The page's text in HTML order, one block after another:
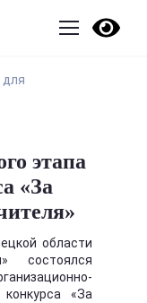
для
этапа
«За
области
состоялся
«За